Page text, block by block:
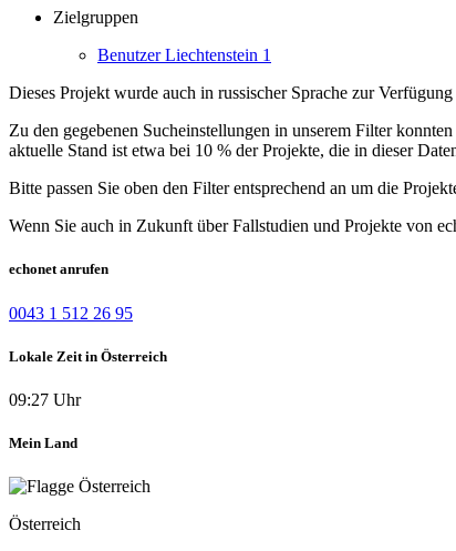
Zielgruppen
Benutzer Liechtenstein 1
Dieses Projekt wurde auch in russischer Sprache zur Verfügung
Zu den gegebenen Sucheinstellungen in unserem Filter
aktuelle Stand ist etwa bei 10 % der Projekte, die in dieser
Bitte passen Sie oben den Filter entsprechend an um die
Wenn Sie auch in Zukunft über Fallstudien und Projekte von
echonet anrufen
0043 1 512 26 95
Lokale Zeit in Österreich
09:27 Uhr
Mein Land
Österreich